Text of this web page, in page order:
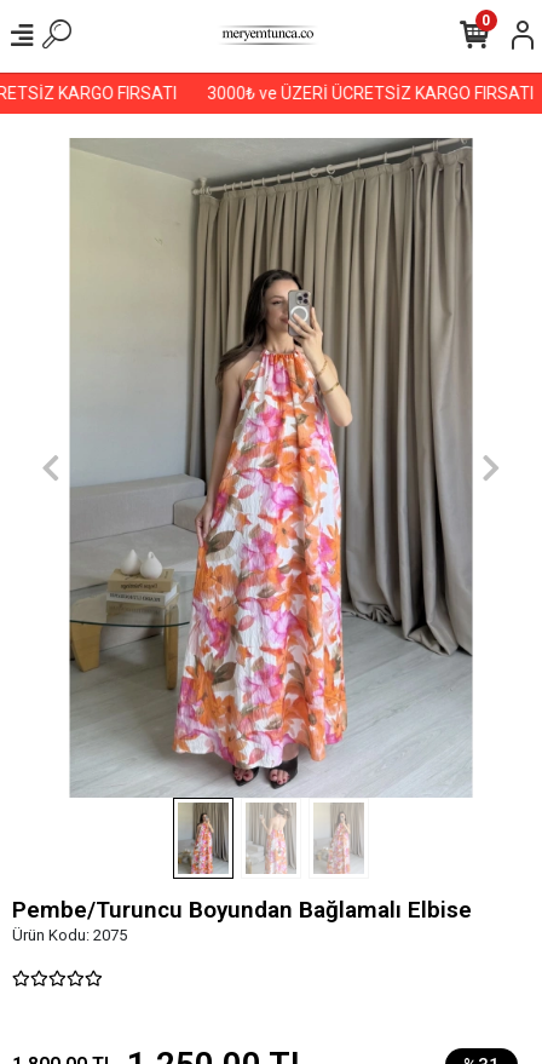
KARGO FIRSATI 3000₺ ve ÜZERİ ÜCRETSİZ KARGO FIRSATI
0
Pembe/Turuncu Boyundan Bağlamalı Elbise
Ürün Kodu: 2075